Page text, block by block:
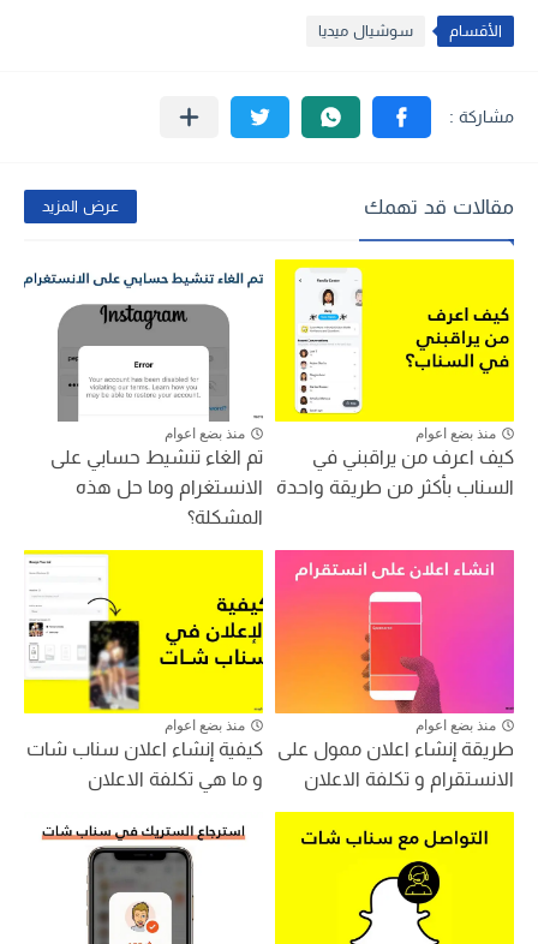
الأقسام سوشيال ميديا
مقالات قد تهمك عرض المزيد
منذ بضع اعوام
كيف اعرف من يراقبني في
السناب بأكثر من طريقة واحدة
منذ بضع اعوام
تم الغاء تنشيط حسابي على
الانستغرام وما حل هذه
المشكلة؟
منذ بضع اعوام
طريقة إنشاء اعلان ممول على
الانستقرام و تكلفة الاعلان
منذ بضع اعوام
كيفية إنشاء اعلان سناب شات
و ما هي تكلفة الاعلان